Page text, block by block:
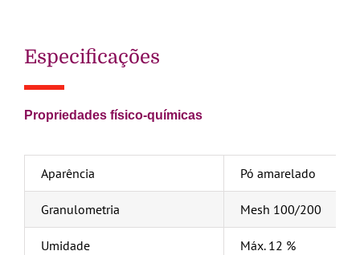
Especificações
Propriedades físico-químicas
Aparência Pó amarelado
Granulometria Mesh 100/200
Umidade Máx. 12 %